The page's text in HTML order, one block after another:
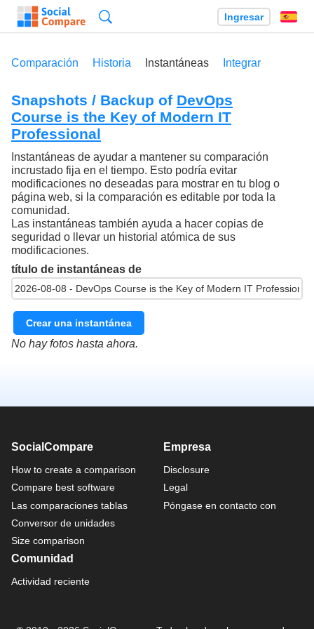
Ingresar
Comparación Historia Instantáneas Integrar
Snapshots / Backup of DevOps
Course is the Key of Modern IT
Professional
Instantáneas de ayudar a mantener su comparación
incrustado fija en el tiempo. Esto podría evitar
modificaciones no deseadas para mostrar en tu blog o
página web, si la comparación es editable por toda la
comunidad.
Las instantáneas también ayuda a hacer copias de
seguridad o llevar un historial atómica de sus
modificaciones.
título de instantáneas de
Crear una instantánea
No hay fotos hasta ahora.
SocialCompare
How to create a comparison
Compare best software
Las comparaciones tablas
Conversor de unidades
Size comparison
Empresa
Disclosure
Legal
Póngase en contacto con
Comunidad
Actividad reciente